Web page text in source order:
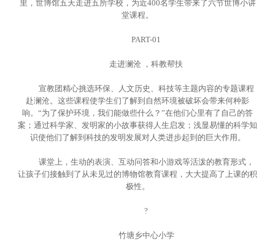
里，世博馆五天走进五所学校，为近400名学生带来了六节世博小讲
堂课程。
PART-01
走进澜沧 ，科教帮扶
宣教团精心挑选环保、人文历史、科技等主题内容的专题课程
赴澜沧。这些课程使学生们了解到自然环境被破坏会带来何种影
响。“为了保护环境，我们能做些什么？”在他们心里有了自己的答
案；通过科学家、发明家的小故事获得人生启发；浅显易懂的科学知
识使他们了解到科技的发明发展对人类进步起到的巨大作用。
课堂上，生动的表演、互动问答和小游戏等活泼的教育形式，
让孩子们接触到了从未见过的博物馆教育课程，大大提高了上课的积
极性。
?
竹塘乡中心小学